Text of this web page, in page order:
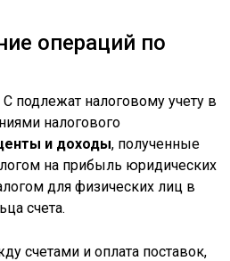
операций по
подлежат налоговому учету в
налогового
и доходы, полученные
на прибыль юридических
для физических лиц в
счета.
счетами и оплата поставок,